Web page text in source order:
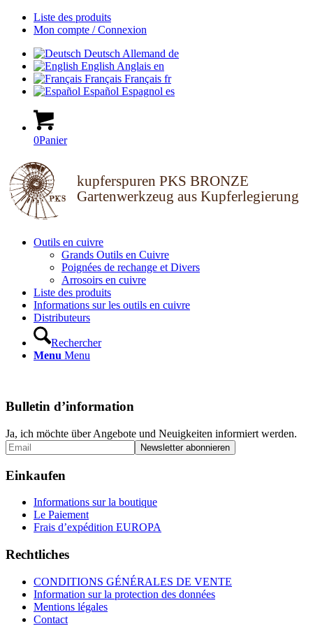
Liste des produits
Mon compte / Connexion
Deutsch Allemand de
English Anglais en
Français Français fr
Español Espagnol es
0Panier
kupferspuren PKS BRONZE
Gartenwerkzeug aus Kupferlegierung
Outils en cuivre
Grands Outils en Cuivre
Poignées de rechange et Divers
Arrosoirs en cuivre
Liste des produits
Informations sur les outils en cuivre
Distributeurs
Rechercher
Menu Menu
Bulletin d’information
Ja, ich möchte über Angebote und Neuigkeiten informiert werden.
Einkaufen
Informations sur la boutique
Le Paiement
Frais d’expédition EUROPA
Rechtliches
CONDITIONS GÉNÉRALES DE VENTE
Information sur la protection des données
Mentions légales
Contact